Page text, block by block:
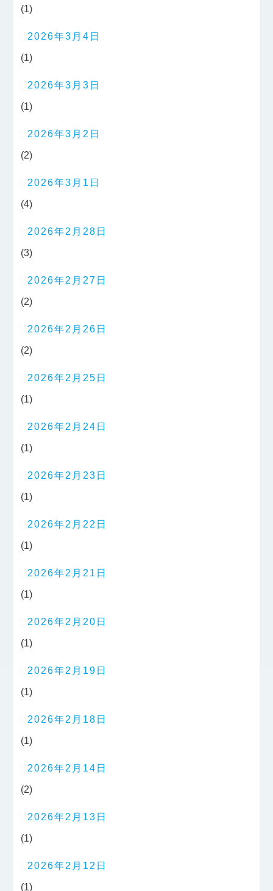
(1)
2026年3月4日
(1)
2026年3月3日
(1)
2026年3月2日
(2)
2026年3月1日
(4)
2026年2月28日
(3)
2026年2月27日
(2)
2026年2月26日
(2)
2026年2月25日
(1)
2026年2月24日
(1)
2026年2月23日
(1)
2026年2月22日
(1)
2026年2月21日
(1)
2026年2月20日
(1)
2026年2月19日
(1)
2026年2月18日
(1)
2026年2月14日
(2)
2026年2月13日
(1)
2026年2月12日
(1)